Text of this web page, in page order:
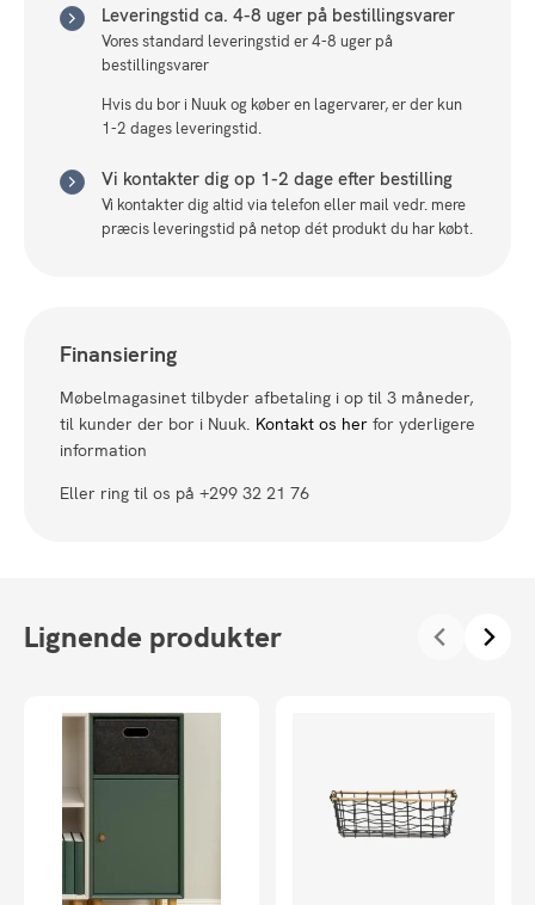
Leveringstid ca. 4-8 uger på bestillingsvarer
Vores standard leveringstid er 4-8 uger på
bestillingsvarer
Hvis du bor i Nuuk og køber en lagervarer, er der kun
1-2 dages leveringstid.
Vi kontakter dig op 1-2 dage efter bestilling
Vi kontakter dig altid via telefon eller mail vedr. mere
præcis leveringstid på netop dét produkt du har købt.
Finansiering
Møbelmagasinet tilbyder afbetaling i op til 3 måneder,
til kunder der bor i Nuuk. Kontakt os her for yderligere
information
Eller ring til os på +299 32 21 76
Lignende produkter